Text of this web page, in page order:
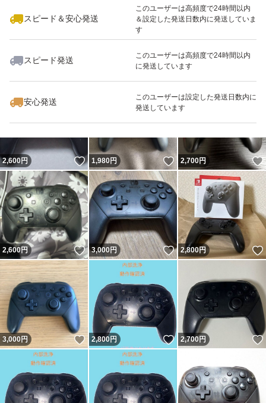
スピード＆安心発送
このユーザーは高頻度で24時間以内
＆設定した発送日数内に発送していま
す
スピード発送
このユーザーは高頻度で24時間以内
に発送しています
安心発送
このユーザーは設定した発送日数内に
発送しています
いいね！
3,000
2,600円 いいね！
1,980円 いいね！
2,700円
2,600円 いいね！
3,000円 いいね！
2,800円
3,000円 いいね！
2,800円 いいね！
2,700円